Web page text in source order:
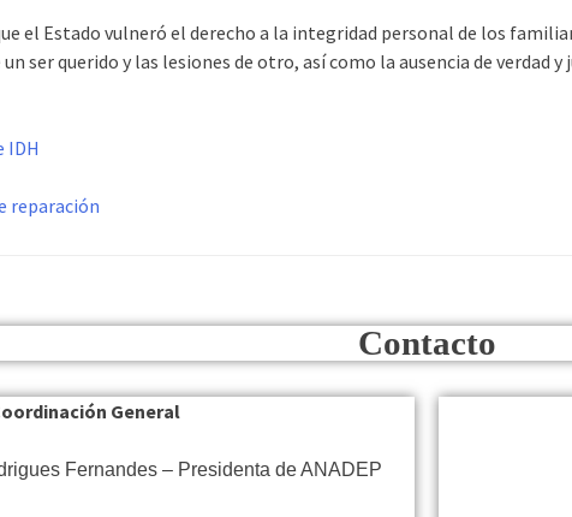
el Estado vulneró el derecho a la integridad personal de los
ser querido y las lesiones de otro, así como la ausencia de
IDH
reparación
Contacto
General
Fernandes – Presidenta de ANADEP